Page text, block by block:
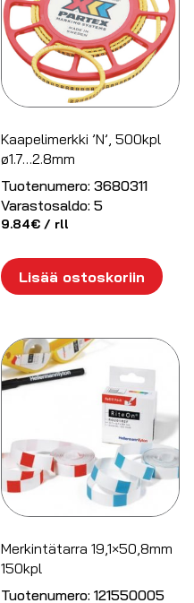
Kaapelimerkki ’N’, 500kpl
ø1.7…2.8mm
Tuotenumero: 3680311
Varastosaldo: 5
9.84€ / rll
Lisää ostoskoriin
Merkintätarra 19,1×50,8mm
150kpl
Tuotenumero: 121550005